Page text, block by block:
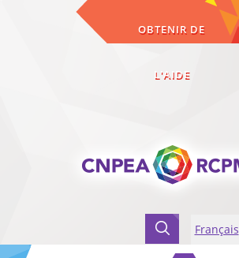
OBTENIR DE
L'AIDE
Français